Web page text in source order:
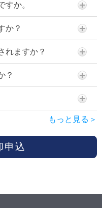
すか。
か？
れますか？
？
もっと見る＞
申込